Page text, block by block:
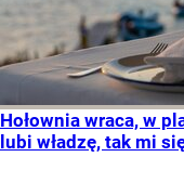
Hołownia wraca, w
lubi władzę, tak mi